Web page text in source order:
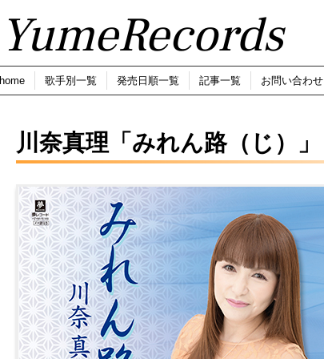
YumeRecords
home 歌手別一覧 発売日順一覧 記事一覧 お問い合わせ
川奈真理「みれん路（じ）」